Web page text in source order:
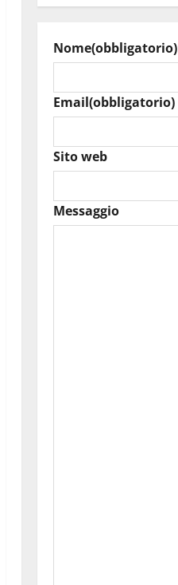
Nome(obbligatorio)
Email(obbligatorio)
Sito web
Messaggio